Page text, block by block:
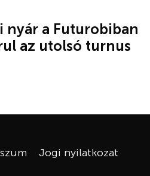
nyár a Futurobiban
az utolsó turnus
Jogi nyilatkozat